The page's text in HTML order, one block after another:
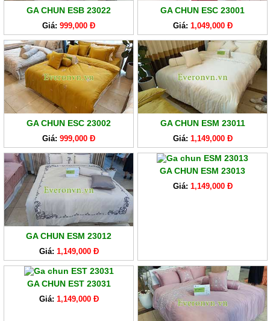
GA CHUN ESB 23022
Giá: 999,000 Đ
GA CHUN ESC 23001
Giá: 1,049,000 Đ
GA CHUN ESC 23002
Giá: 999,000 Đ
GA CHUN ESM 23011
Giá: 1,149,000 Đ
GA CHUN ESM 23012
Giá: 1,149,000 Đ
GA CHUN ESM 23013
Giá: 1,149,000 Đ
GA CHUN EST 23031
Giá: 1,149,000 Đ